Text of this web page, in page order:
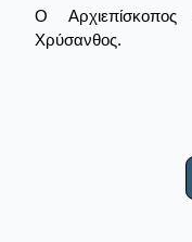
Ο
Χρύσανθος.